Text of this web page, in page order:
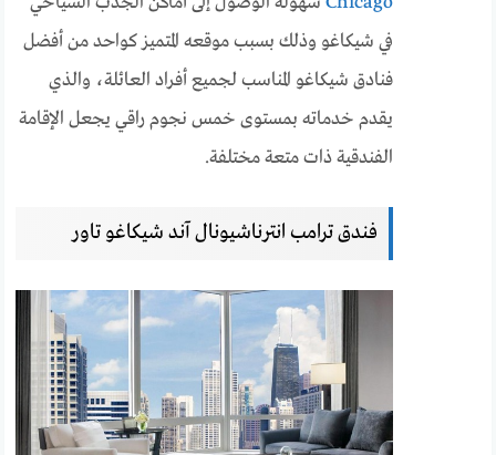
في شيكاغو وذلك بسبب موقعه المتميز كواحد من أفضل
فنادق شيكاغو المناسب لجميع أفراد العائلة، والذي
يقدم خدماته بمستوى خمس نجوم راقي يجعل الإقامة
الفندقية ذات متعة مختلفة.
فندق ترامب انترناشيونال آند شيكاغو تاور